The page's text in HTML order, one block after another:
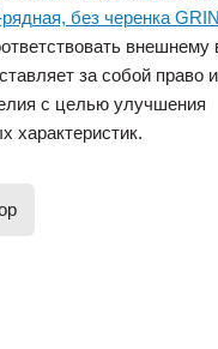
внешнему
за собой право
с целью улучшения
характеристик.